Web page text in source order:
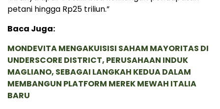
petani hingga Rp25 triliun.”
Baca Juga:
MONDEVITA MENGAKUISISI SAHAM MAYORITAS DI
UNDERSCORE DISTRICT, PERUSAHAAN INDUK
MAGLIANO, SEBAGAI LANGKAH KEDUA DALAM
MEMBANGUN PLATFORM MEREK MEWAH ITALIA
BARU